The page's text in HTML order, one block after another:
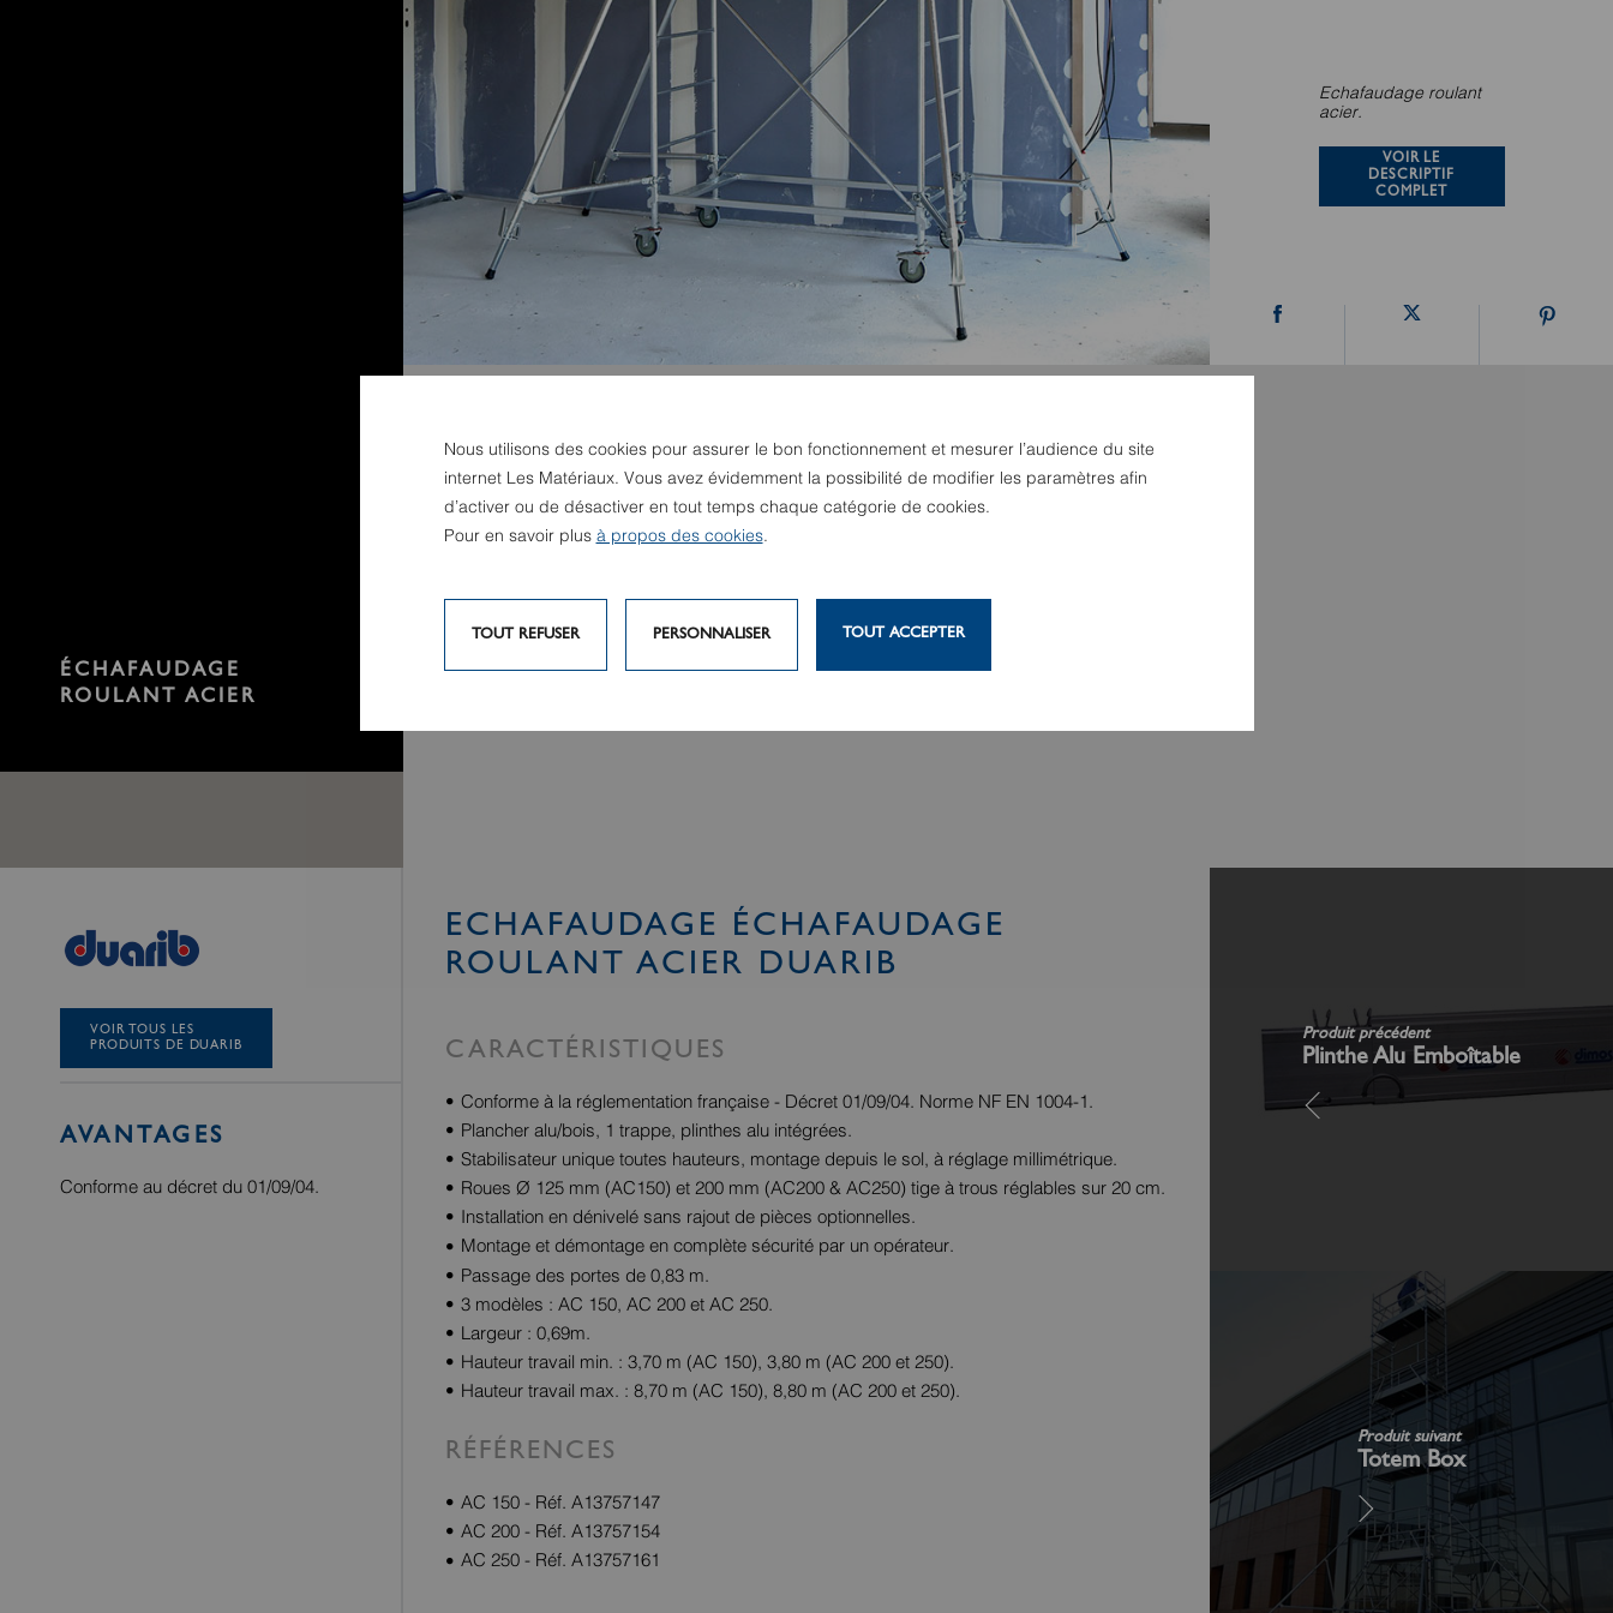
ÉCHAFAUDAGE
ROULANT ACIER
Echafaudage roulant
acier.
VOIR LE
DESCRIPTIF
COMPLET
VOIR TOUS LES
PRODUITS DE DUARIB
AVANTAGES
Conforme au décret du 01/09/04.
ECHAFAUDAGE ÉCHAFAUDAGE
ROULANT ACIER DUARIB
CARACTÉRISTIQUES
Conforme à la réglementation française - Décret 01/09/04. Norme NF EN 1004-1.
Plancher alu/bois, 1 trappe, plinthes alu intégrées.
Stabilisateur unique toutes hauteurs, montage depuis le sol, à réglage millimétrique.
Roues Ø 125 mm (AC150) et 200 mm (AC200 & AC250) tige à trous réglables sur 20 cm.
Installation en dénivelé sans rajout de pièces optionnelles.
Montage et démontage en complète sécurité par un opérateur.
Passage des portes de 0,83 m.
3 modèles : AC 150, AC 200 et AC 250.
Largeur : 0,69m.
Hauteur travail min. : 3,70 m (AC 150), 3,80 m (AC 200 et 250).
Hauteur travail max. : 8,70 m (AC 150), 8,80 m (AC 200 et 250).
RÉFÉRENCES
AC 150 - Réf. A13757147
AC 200 - Réf. A13757154
AC 250 - Réf. A13757161
Produit précédent
Plinthe Alu Emboîtable
Produit suivant
Totem Box
Nous utilisons des cookies pour assurer le bon fonctionnement et mesurer l’audience du site
internet Les Matériaux. Vous avez évidemment la possibilité de modifier les paramètres afin
d’activer ou de désactiver en tout temps chaque catégorie de cookies.
Pour en savoir plus à propos des cookies.
TOUT REFUSER PERSONNALISER TOUT ACCEPTER